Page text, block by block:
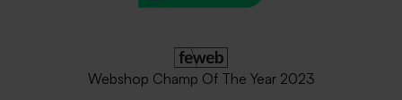
Webshop Champ Of The Year 2023